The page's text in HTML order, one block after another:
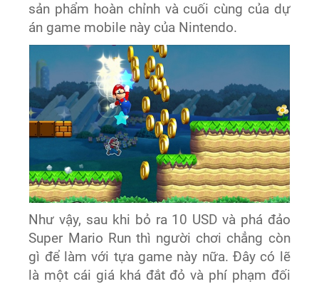
sản phẩm hoàn chỉnh và cuối cùng của dự
án game mobile này của Nintendo.
Như vậy, sau khi bỏ ra 10 USD và phá đảo
Super Mario Run thì người chơi chẳng còn
gì để làm với tựa game này nữa. Đây có lẽ
là một cái giá khá đắt đỏ và phí phạm đối